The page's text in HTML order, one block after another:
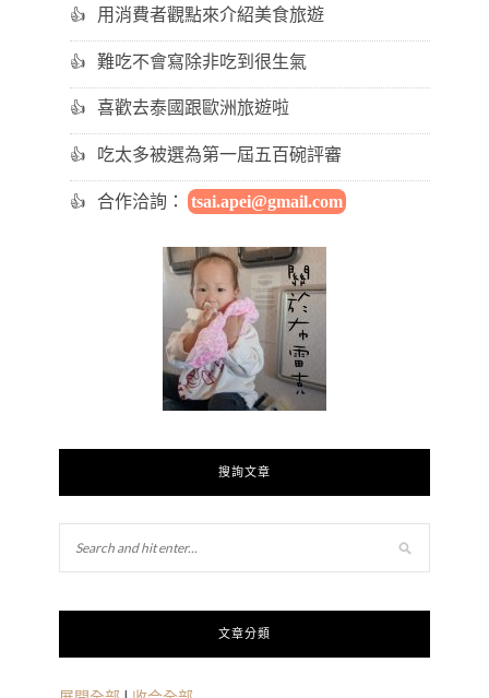
用消費者觀點來介紹美食旅遊
難吃不會寫除非吃到很生氣
喜歡去泰國跟歐洲旅遊啦
吃太多被選為第一屆五百碗評審
合作洽詢： tsai.apei@gmail.com
搜詢文章
文章分類